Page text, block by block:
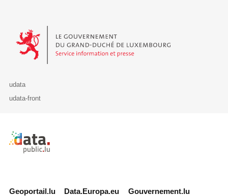
Le Gouvernement du Grand-Duché de Luxembourg - Service
udata
udata-front
Retour à l'accueil de data.public.lu
Geoportail.lu Data.Europa.eu Gouvernement.lu